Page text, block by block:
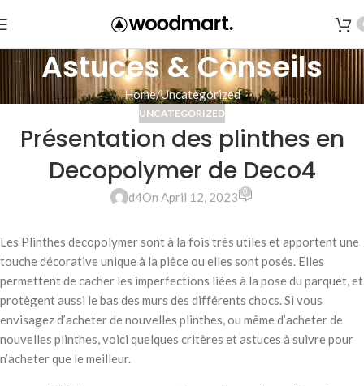
Astuces & Conseils
Home Uncategorized
UNCATEGORIZED
Présentation des plinthes en
Decopolymer de Deco4
d4On April 12, 2023 0
Les Plinthes decopolymer sont à la fois très utiles et apportent une
touche décorative unique à la pièce ou elles sont posés. Elles
permettent de cacher les imperfections liées à la pose du parquet, et
protègent aussi le bas des murs des différents chocs. Si vous
envisagez d’acheter de nouvelles plinthes, ou même d’acheter de
nouvelles plinthes, voici quelques critères et astuces à suivre pour
n’acheter que le meilleur.